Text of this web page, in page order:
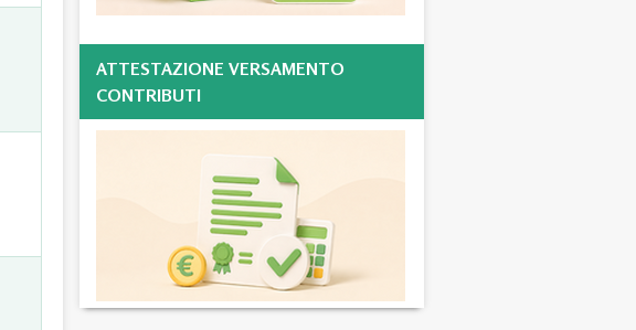
ATTESTAZIONE VERSAMENTO
CONTRIBUTI